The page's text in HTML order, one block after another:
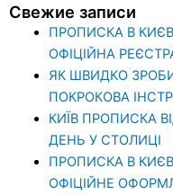
Свежие записи
ПРОПИСКА В
ОФІЦІЙНА
ЯК ШВИДКО
ПОКРОКОВА
КИЇВ ПРОПИСКА
ДЕНЬ У СТОЛИЦІ
ПРОПИСКА В
ОФІЦІЙНЕ